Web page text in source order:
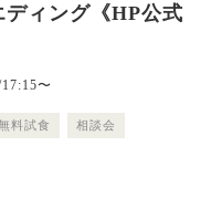
ディング《HP公式
〜
料試食 相談会